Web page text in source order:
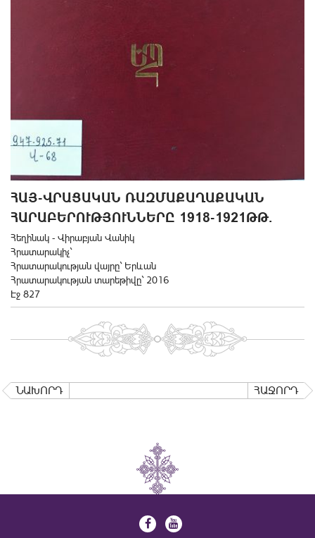
ՀԱՅ-ՎՐԱՑԱԿԱՆ ՌԱԶՄԱՔԱՂԱՔԱԿԱՆ
ՀԱՐԱԲԵՐՈՒԹՅՈՒՆՆԵՐԸ 1918-1921ԹԹ.
Հեղինակ - Վիրաբյան Վանիկ
Հրատարակիչ`
Հրատարակության վայրը` Երևան
Հրատարակության տարեթիվը` 2016
Էջ 827
ՆԱԽՈՐԴ ՀԱՋՈՐԴ